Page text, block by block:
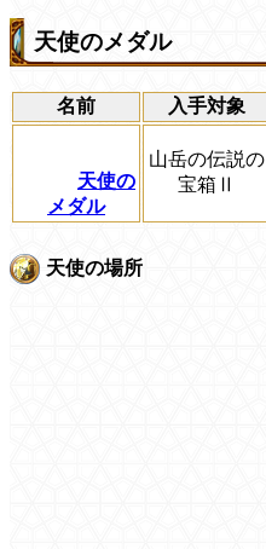
天使のメダル
名前 入手対象
天使の
メダル
山岳の伝説の
宝箱Ⅱ
天使の場所